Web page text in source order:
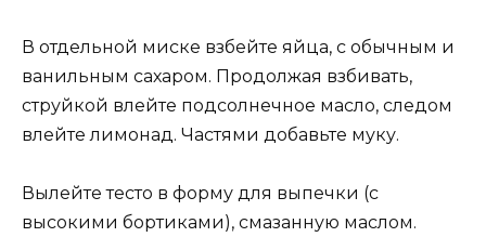
В отдельной миске взбейте яйца, с обычным и
ванильным сахаром. Продолжая взбивать,
струйкой влейте подсолнечное масло, следом
влейте лимонад. Частями добавьте муку.
Вылейте тесто в форму для выпечки (с
высокими бортиками), смазанную маслом.